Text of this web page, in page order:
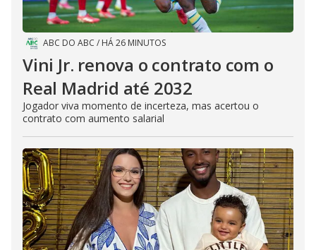
ABC DO ABC / HÁ 26 MINUTOS
Vini Jr. renova o contrato com o
Real Madrid até 2032
Jogador viva momento de incerteza, mas acertou o
contrato com aumento salarial